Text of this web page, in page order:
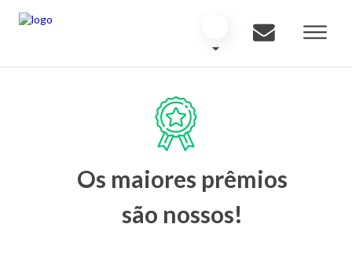
Os maiores prêmios
são nossos!